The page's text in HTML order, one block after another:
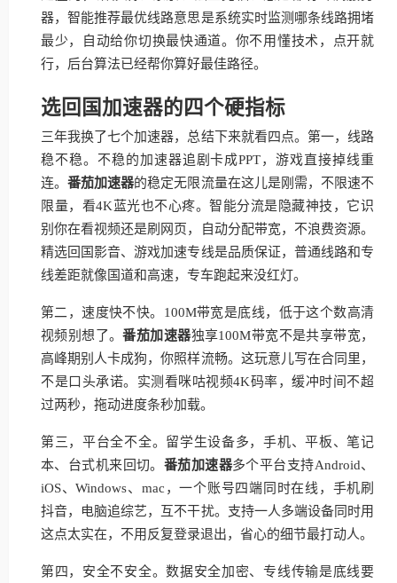
器，智能推荐最优线路意思是系统实时监测哪条线路拥堵
最少，自动给你切换最快通道。你不用懂技术，点开就
行，后台算法已经帮你算好最佳路径。
选回国加速器的四个硬指标
三年我换了七个加速器，总结下来就看四点。第一，线路
稳不稳。不稳的加速器追剧卡成PPT，游戏直接掉线重
连。番茄加速器的稳定无限流量在这儿是刚需，不限速不
限量，看4K蓝光也不心疼。智能分流是隐藏神技，它识
别你在看视频还是刷网页，自动分配带宽，不浪费资源。
精选回国影音、游戏加速专线是品质保证，普通线路和专
线差距就像国道和高速，专车跑起来没红灯。
第二，速度快不快。100M带宽是底线，低于这个数高清
视频别想了。番茄加速器独享100M带宽不是共享带宽，
高峰期别人卡成狗，你照样流畅。这玩意儿写在合同里，
不是口头承诺。实测看咪咕视频4K码率，缓冲时间不超
过两秒，拖动进度条秒加载。
第三，平台全不全。留学生设备多，手机、平板、笔记
本、台式机来回切。 番茄加速器多个平台支持Android、
iOS、Windows、mac，一个账号四端同时在线，手机刷
抖音，电脑追综艺，互不干扰。支持一人多端设备同时用
这点太实在，不用反复登录退出，省心的细节最打动人。
第四，安全不安全。数据安全加密、专线传输是底线要